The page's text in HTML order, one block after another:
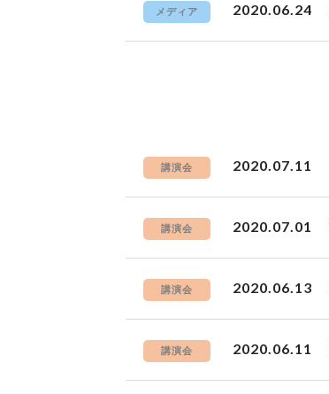
メディア 2020.06.24
講演会 2020.07.11
講演会 2020.07.01
講演会 2020.06.13
講演会 2020.06.11